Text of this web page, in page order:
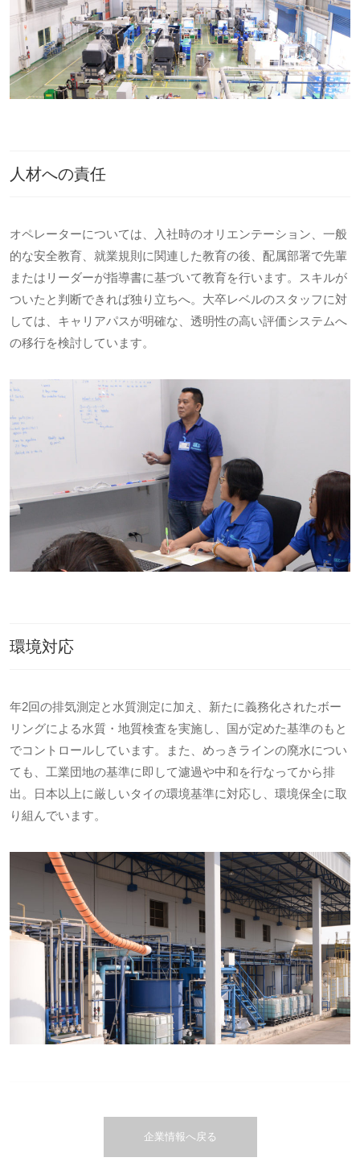
人材への責任
オペレーターについては、入社時のオリエンテーション、一般
的な安全教育、就業規則に関連した教育の後、配属部署で先輩
またはリーダーが指導書に基づいて教育を行います。スキルが
ついたと判断できれば独り立ちへ。大卒レベルのスタッフに対
しては、キャリアパスが明確な、透明性の高い評価システムへ
の移行を検討しています。
環境対応
年2回の排気測定と水質測定に加え、新たに義務化されたボー
リングによる水質・地質検査を実施し、国が定めた基準のもと
でコントロールしています。また、めっきラインの廃水につい
ても、工業団地の基準に即して濾過や中和を行なってから排
出。日本以上に厳しいタイの環境基準に対応し、環境保全に取
り組んでいます。
企業情報へ戻る